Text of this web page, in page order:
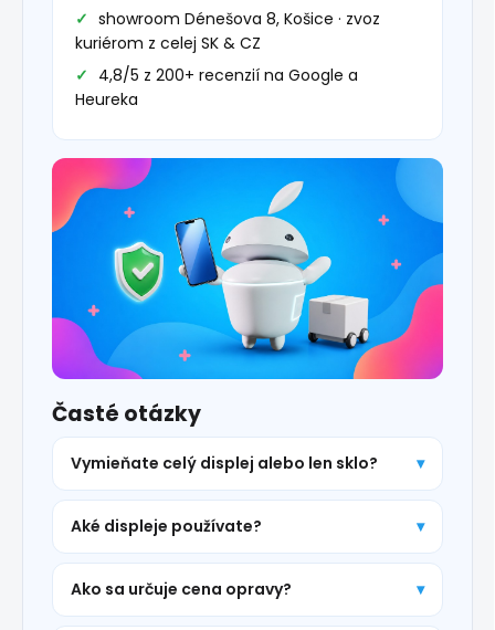
showroom Dénešova 8, Košice · zvoz
kuriérom z celej SK & CZ
4,8/5 z 200+ recenzií na Google a
Heureka
Časté otázky
Vymieňate celý displej alebo len sklo?
Aké displeje používate?
Ako sa určuje cena opravy?